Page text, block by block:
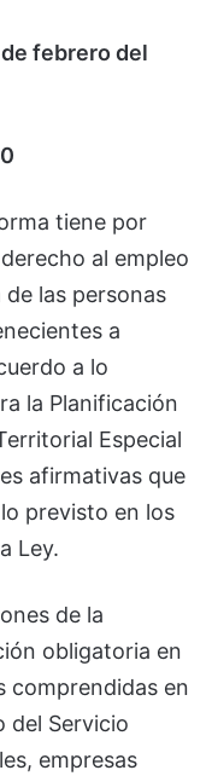
de febrero del
tiene por
al empleo
las personas
a
a lo
la Planificación
Especial
afirmativas que
previsto en los
Ley.
de la
obligatoria en
comprendidas en
del Servicio
empresas